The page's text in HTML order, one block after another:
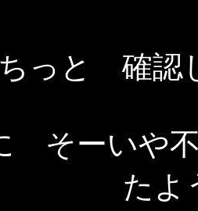
っと 確認
そーいや
たよ